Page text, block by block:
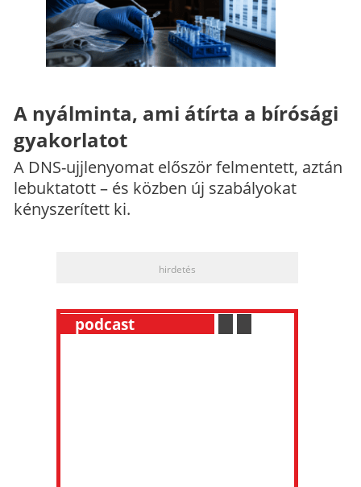
A nyálminta, ami átírta a bírósági
gyakorlatot
A DNS-ujjlenyomat először felmentett, aztán
lebuktatott – és közben új szabályokat
kényszerített ki.
hirdetés
podcast